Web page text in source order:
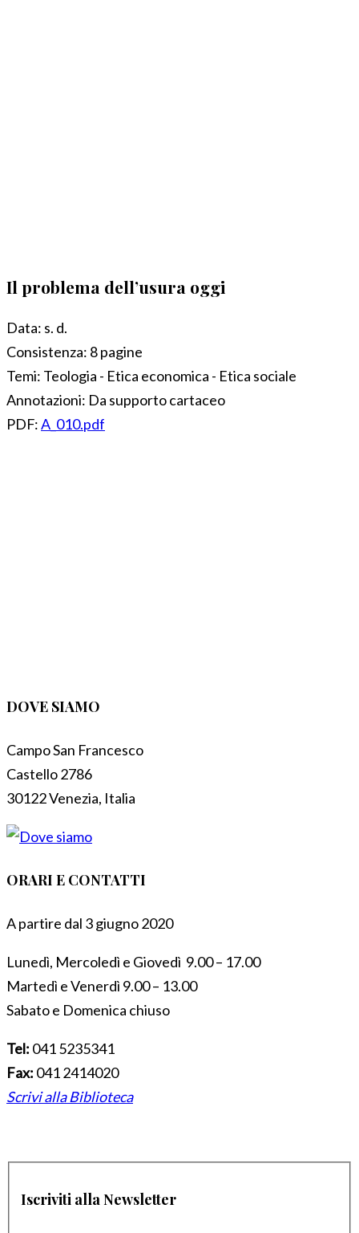
Il problema dell’usura oggi
Data: s. d.
Consistenza: 8 pagine
Temi: Teologia - Etica economica - Etica sociale
Annotazioni: Da supporto cartaceo
PDF:A_010.pdf
DOVE SIAMO
Campo San Francesco
Castello 2786
30122 Venezia, Italia
ORARI E CONTATTI
A partire dal 3 giugno 2020
Lunedì, Mercoledì e Giovedì 9.00 – 17.00
Martedì e Venerdì 9.00 – 13.00
Sabato e Domenica chiuso
Tel: 041 5235341
Fax: 041 2414020
Scrivi alla Biblioteca
Iscriviti alla Newsletter